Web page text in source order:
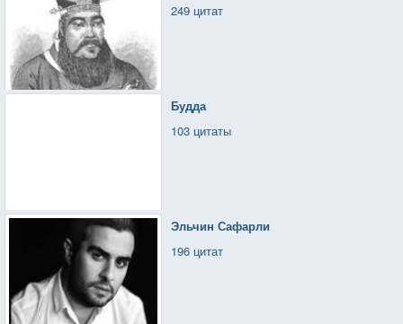
249 цитат
Будда
103 цитаты
Эльчин Сафарли
196 цитат